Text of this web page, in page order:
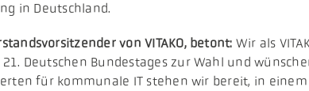
in Deutschland.
von VITAKO, betont: Wir als
Deutschen Bundestages zur Wahl und
für kommunale IT stehen wir bereit, in